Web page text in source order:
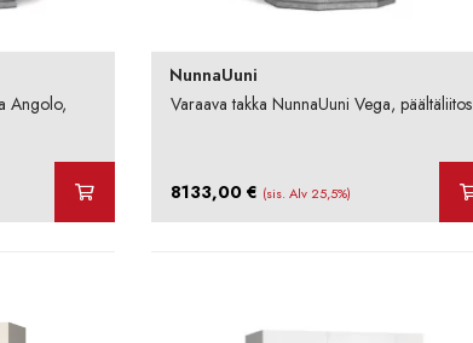
Angolo,
NunnaUuni
Varaava takka NunnaUuni Vega, päältäliitos
8133,00 € (sis. Alv 25,5%)